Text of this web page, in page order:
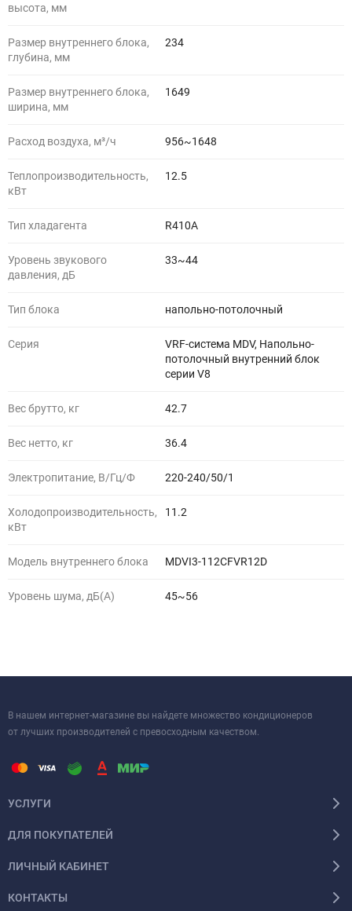
высота, мм
Размер внутреннего блока,
глубина, мм
234
Размер внутреннего блока,
ширина, мм
1649
Расход воздуха, м³/ч 956~1648
Теплопроизводительность,
кВт
12.5
Тип хладагента R410A
Уровень звукового
давления, дБ
33~44
Тип блока напольно-потолочный
Серия
VRF-система MDV, Напольно-
потолочный внутренний блок
серии V8
Вес брутто, кг 42.7
Вес нетто, кг 36.4
Электропитание, В/Гц/Ф 220-240/50/1
Холодопроизводительность,
кВт
11.2
Модель внутреннего блока MDVI3-112CFVR12D
Уровень шума, дБ(A) 45~56
В нашем интернет-магазине вы найдете множество кондиционеров
от лучших производителей с превосходным качеством.
УСЛУГИ
ДЛЯ ПОКУПАТЕЛЕЙ
ЛИЧНЫЙ КАБИНЕТ
КОНТАКТЫ